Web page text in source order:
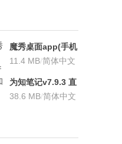
魔秀桌面app(手机
桌面软件)v6.8.6
11.4 MB/简体中文
为知笔记v7.9.3 直
装本地VIP会员版
38.6 MB/简体中文